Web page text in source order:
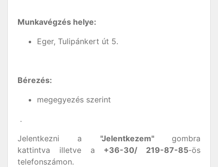
Munkavégzés helye:
Eger, Tulipánkert út 5.
Bérezés:
megegyezés szerint
.
Jelentkezni a "Jelentkezem" gombra
kattintva illetve a +36-30/ 219-87-85-ös
telefonszámon.